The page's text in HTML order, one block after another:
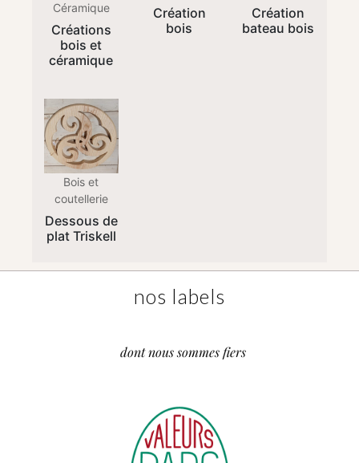
Créations
bois et
céramique
Céramique
Création
bois
Création
bateau bois
Dessous de
plat Triskell
Bois et
coutellerie
nos labels
dont nous sommes fiers